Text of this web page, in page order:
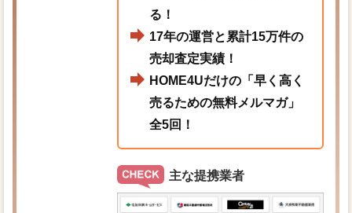
る！
17年の運営と累計15万件の
売却査定実績！
HOME4Uだけの「早く高く
売るための無料メルマガ」
全5回！
主な提携業者